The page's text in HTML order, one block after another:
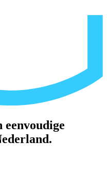
eenvoudige